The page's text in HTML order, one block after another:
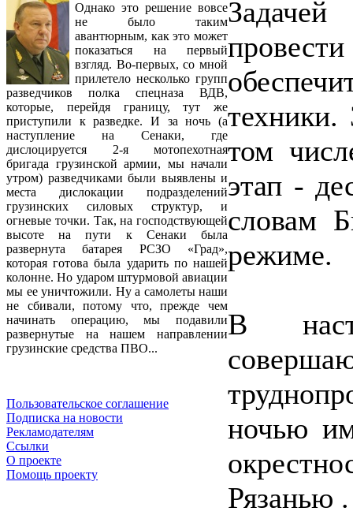
Однако это решение вовсе
не было таким
авантюрным, как это может
показаться на первый
взгляд. Во-первых, со мной
прилетело несколько групп
разведчиков полка спецназа ВДВ,
которые, перейдя границу, тут же
приступили к разведке. И за ночь (а
наступление на Сенаки, где
дислоцируется 2-я мотопехотная
бригада грузинской армии, мы начали
утром) разведчиками были выявлены и
места дислокации подразделений
грузинских силовых структур, и
огневые точки. Так, на господствующей
высоте на пути к Сенаки была
развернута батарея РСЗО «Град»,
которая готова была ударить по нашей
колонне. Но ударом штурмовой авиации
мы ее уничтожили. Ну а самолеты наши
не сбивали, потому что, прежде чем
начинать операцию, мы подавили
развернутые на нашем направлении
грузинские средства ПВО...
Пользовательское соглашение
Подписка на новости
Рекламодателям
Ссылки
О проекте
Помощь проекту
техники.
том
этап -
словам
режиме.
В
ночью
Рязанью